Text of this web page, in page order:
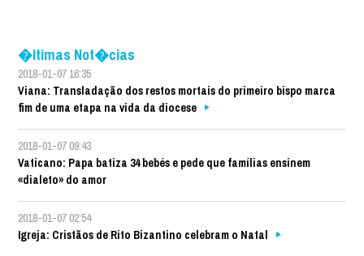
�ltimas Not�cias
2018-01-07 16:35
Viana: Transladação dos restos mortais do primeiro bispo marca
fim de uma etapa na vida da diocese
2018-01-07 09:43
Vaticano: Papa batiza 34 bebés e pede que famílias ensinem
«dialeto» do amor
2018-01-07 02:54
Igreja: Cristãos de Rito Bizantino celebram o Natal